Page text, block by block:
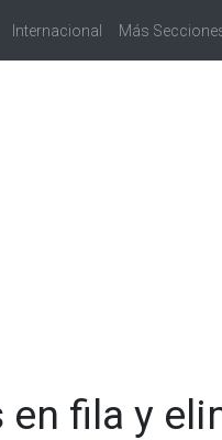
Internacional Más
fila y